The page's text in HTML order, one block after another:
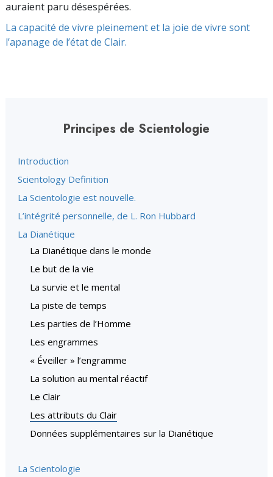
auraient paru désespérées.
La capacité de vivre pleinement et la joie de vivre sont
l’apanage de l’état de Clair.
Principes de Scientologie
Introduction
Scientology Definition
La Scientologie est nouvelle.
L’intégrité personnelle, de L. Ron Hubbard
La Dianétique
La Dianétique dans le monde
Le but de la vie
La survie et le mental
La piste de temps
Les parties de l’Homme
Les engrammes
« Éveiller » l’engramme
La solution au mental réactif
Le Clair
Les attributs du Clair
Données supplémentaires sur la Dianétique
La Scientologie